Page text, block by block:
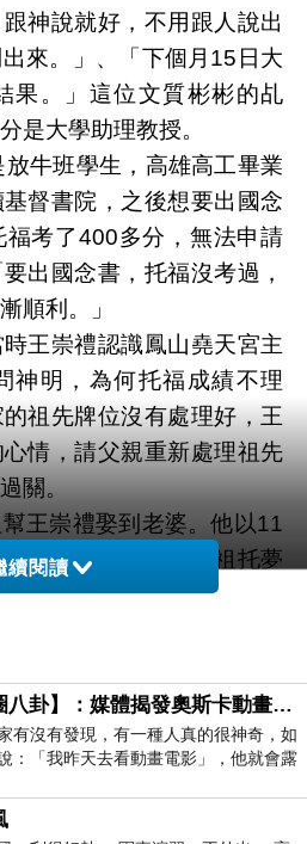
神說就好，不用跟人說出
來。」、「下個月15日大
果。」這位文質彬彬的乩
是大學助理教授。
牛班學生，高雄高工畢業
督書院，之後想要出國念
考了400多分，無法申請
出國念書，托福沒考過，
順利。」
王崇禮認識鳳山堯天宮主
神明，為何托福成績不理
祖先牌位沒有處理好，王
情，請父親重新處理祖先
關。
王崇禮娶到老婆。他以11
學位，堯天宮的媽祖托夢
美留學6年期間，都以托夢
跟那個女生出去玩，之後
給我師父。」王崇禮說在
只是「認識而已」。
回國，靠著翻報紙分類廣
大行銷管理與通識教育學
續閱讀
【電影圈八卦】：媒體揭發奧斯卡動畫項目投票醜聞！好萊塢為什麼看不起動畫電影？
有沒有發現，有一種人真的很神奇，如
：「我昨天去看動畫電影」，他就會露
的微笑，然後問你是不是陪小